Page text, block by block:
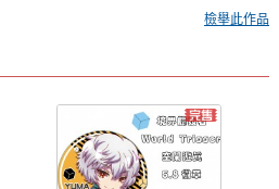
檢舉此作品